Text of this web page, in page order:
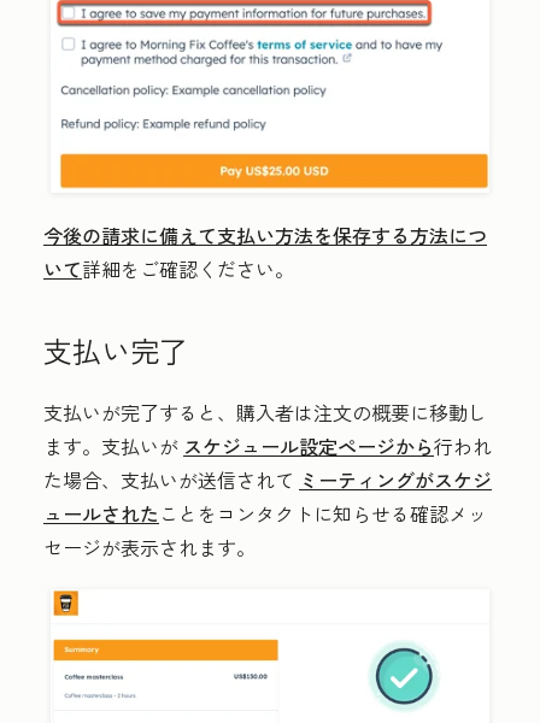
今後の請求に備えて支払い方法を保存する方法につ
いて詳細をご確認ください。
支払い完了
支払いが完了すると、購入者は注文の概要に移動し
ます。支払いが スケジュール設定ページから行われ
た場合、支払いが送信されて ミーティングがスケジ
ュールされた ことをコンタクトに知らせる確認メッ
セージが表示されます。